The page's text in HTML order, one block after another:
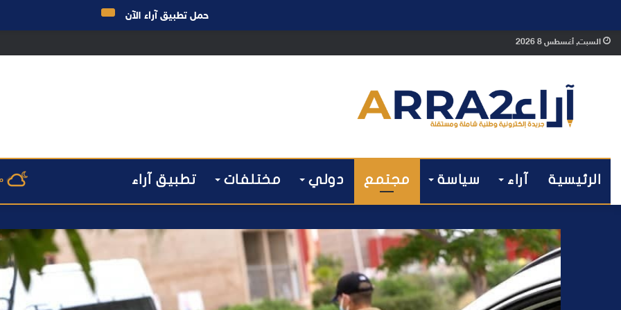
السبت, أغسطس 8 2026
الرئيسية آراء سياسة مجتمع دولي مختلفات تطبيق آراء
حمل تطبيق آراء الآن